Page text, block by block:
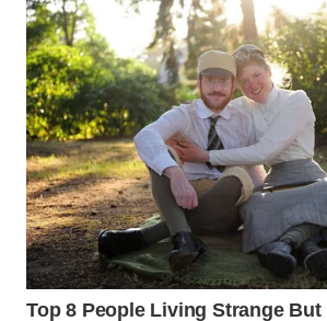
WN
KEPULAUAN
SERIBU
WN
TANGERANG
WN
BINJAI
WN